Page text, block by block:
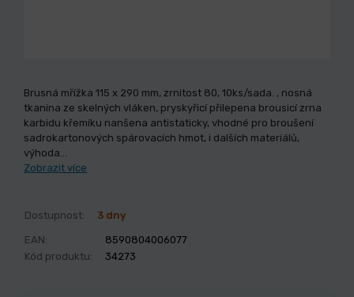
Brusná mřížka 115 x 290 mm, zrnitost 80, 10ks/sada. , nosná
tkanina ze skelných vláken, pryskyřicí přilepena brousicí zrna
karbidu křemíku nanšena antistaticky, vhodné pro broušení
sadrokartonových spárovacích hmot, i dalších materiálů,
výhoda…
Zobrazit více
Dostupnost: 3 dny
EAN:
8590804006077
Kód produktu:
34273